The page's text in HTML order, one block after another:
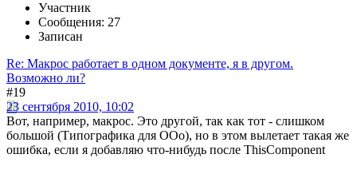
Участник
Сообщения: 27
Записан
Re: Макрос работает в одном документе, я в другом.
Возможно ли?
#19
23 сентября 2010, 10:02
Вот, например, макрос. Это другой, так как тот - слишком
большой (Типографика для ООо), но в этом вылетает такая же
ошибка, если я добавляю что-нибудь после ThisComponent